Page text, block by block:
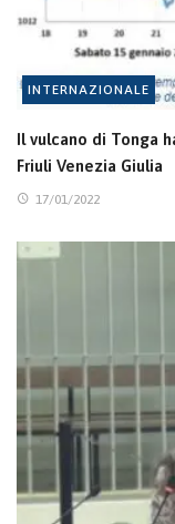
INTERNAZIONALE
Il vulcano di Tonga
Friuli Venezia Giulia
17/01/2022